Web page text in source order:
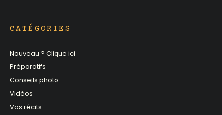
CATÉGORIES
Nouveau ? Clique ici
Préparatifs
Conseils photo
Vidéos
Vos récits